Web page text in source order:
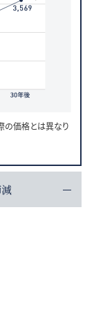
の価格とは異なり